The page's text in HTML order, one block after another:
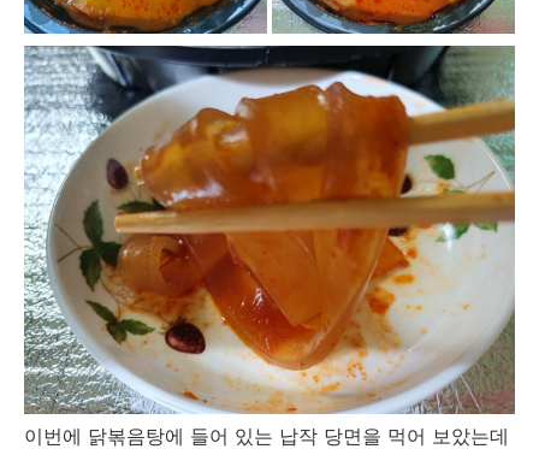
이번에 닭볶음탕에 들어 있는 납작 당면을 먹어 보았는데